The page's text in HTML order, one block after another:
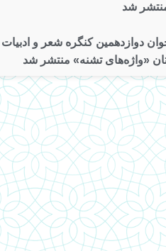
منتشر شد
دوازدهمین کنگره شعر و
«واژه‌های تشنه» منتشر شد